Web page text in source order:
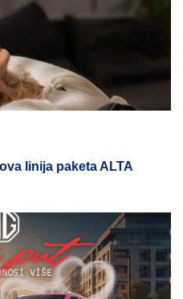
linija paketa ALTA